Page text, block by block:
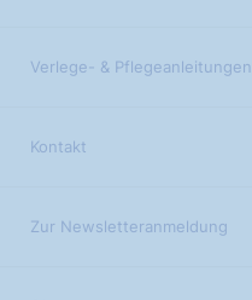
Verlege- & Pflegeanleitungen
Kontakt
Zur Newsletteranmeldung